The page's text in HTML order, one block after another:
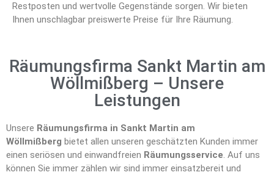
Restposten und wertvolle Gegenstände sorgen. Wir bieten
Ihnen unschlagbar preiswerte Preise für Ihre Räumung.
Räumungsfirma Sankt Martin am
Wöllmißberg – Unsere
Leistungen
Unsere Räumungsfirma in Sankt Martin am
Wöllmißberg bietet allen unseren geschätzten Kunden immer
einen seriösen und einwandfreien Räumungsservice. Auf uns
können Sie immer zählen wir sind immer einsatzbereit und